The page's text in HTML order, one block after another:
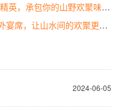
承包你的山野欢聚味蕾盛宴
，让山水间的欢聚更有格调
2024-06-05